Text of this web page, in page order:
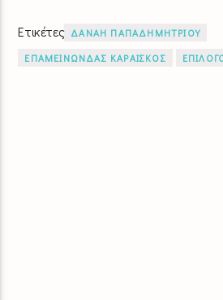
Ετικέτες ΔΑΝΑΗ ΠΑΠΑΔΗΜΗΤΡΙΟΥ
ΕΠΑΜΕΙΝΩΝΔΑΣ ΚΑΡΑΙΣΚΟΣ